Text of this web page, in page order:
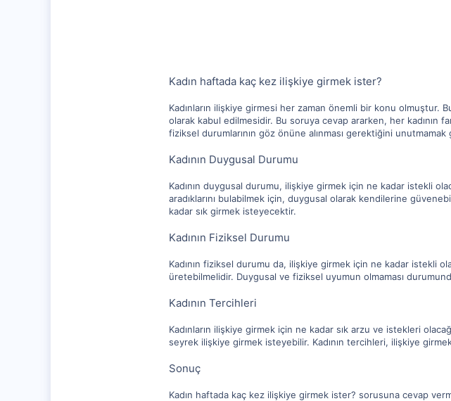
Kadın haftada kaç kez ilişkiye girmek ister?
Kadınların ilişkiye girmesi her zaman önemli bir konu olmuştur.
olarak kabul edilmesidir. Bu soruya cevap ararken, her kadının
fiziksel durumlarının göz önüne alınması gerektiğini unutmamak
Kadının Duygusal Durumu
Kadının duygusal durumu, ilişkiye girmek için ne kadar istekli
aradıklarını bulabilmek için, duygusal olarak kendilerine
kadar sık girmek isteyecektir.
Kadının Fiziksel Durumu
Kadının fiziksel durumu da, ilişkiye girmek için ne kadar istekli
üretebilmelidir. Duygusal ve fiziksel uyumun olmaması
Kadının Tercihleri
Kadınların ilişkiye girmek için ne kadar sık arzu ve istekleri
seyrek ilişkiye girmek isteyebilir. Kadının tercihleri, ilişkiye
Sonuç
Kadın haftada kaç kez ilişkiye girmek ister? sorusuna cevap